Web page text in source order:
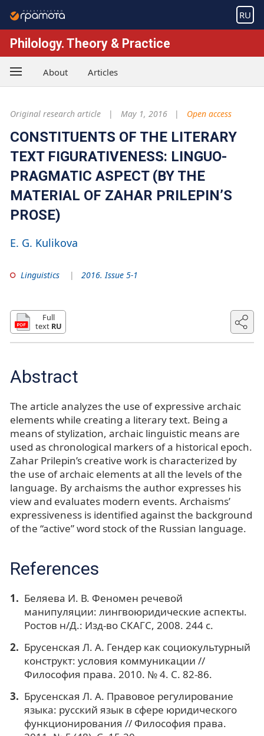
RU
Philology. Theory & Practice
About Articles
Original research article May 1, 2016 Open access
CONSTITUENTS OF THE LITERARY
TEXT FIGURATIVENESS: LINGUO-
PRAGMATIC ASPECT (BY THE
MATERIAL OF ZAHAR PRILEPIN’S
PROSE)
E. G. Kulikova
Linguistics 2016. Issue 5-1
Full
text RU
Abstract
The article analyzes the use of expressive archaic
elements while creating a literary text. Being a
means of stylization, archaic linguistic means are
used as chronological markers of a historical epoch.
Zahar Prilepin’s creative work is characterized by
the use of archaic elements at all the levels of the
language. By archaisms the author expresses his
view and evaluates modern events. Archaisms’
expressiveness is identified against the background
of the “active” word stock of the Russian language.
References
Беляева И. В. Феномен речевой
манипуляции: лингвоюридические аспекты.
Ростов н/Д.: Изд-во СКАГС, 2008. 244 с.
Брусенская Л. А. Гендер как социокультурный
конструкт: условия коммуникации //
Философия права. 2010. № 4. С. 82-86.
Брусенская Л. А. Правовое регулирование
языка: русский язык в сфере юридического
функционирования // Философия права.